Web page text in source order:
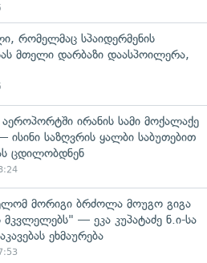
რომელმაც სპაიდერმენის
მთელი დარბაზი დაასპოილერა,
ირანის სამი მოქალაქე
ისინი საზღვრის ყალბი საბუთებით
ცდილობდნენ
მორიგი ბრძოლა მოუგო გიგა
მკვლელებს" — ეკა კუპატაძე ნ.ი-სა
ეხმაურება